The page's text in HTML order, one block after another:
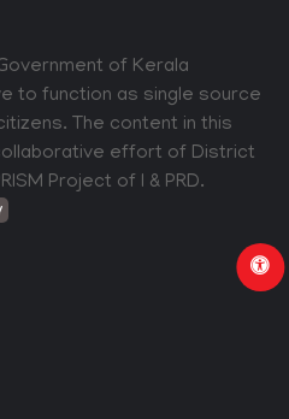
of Kerala
to function as single source
The content in this
effort of District
Project of I & PRD.